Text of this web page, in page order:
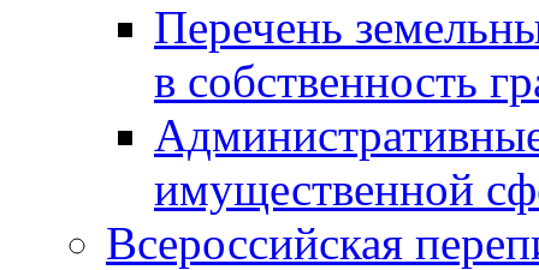
Перечень
в собственность
имущественной
Всероссийская